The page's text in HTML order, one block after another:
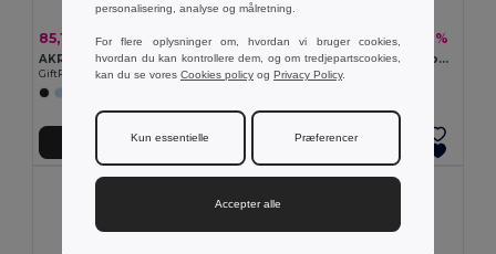
85,12 kr169,36 kr -50%
AKRAOS Slank 15 tommer laptop-rygsæk
GiftRetail MO2318
Tilføj Til Kurv
80,03 kr 133,71 kr -40%
LAUGAR Slank rygsæk til 15 tommer bærb
GiftRetail MO2305
Tilføj Til Kurv
personalisering, analyse og målretning.
For flere oplysninger om, hvordan vi bruger cookies,
hvordan du kan kontrollere dem, og om tredjepartscookies,
kan du se vores Cookies policy og Privacy Policy.
Kun essentielle Præferencer
Accepter alle